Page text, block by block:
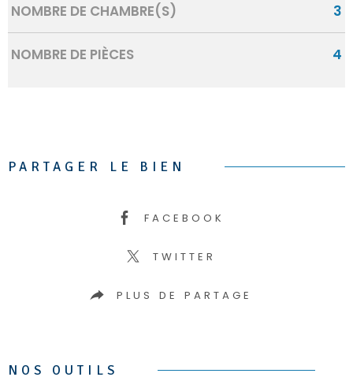
NOMBRE DE CHAMBRE(S) 3
NOMBRE DE PIÈCES 4
PARTAGER LE BIEN
FACEBOOK
TWITTER
PLUS DE PARTAGE
NOS OUTILS